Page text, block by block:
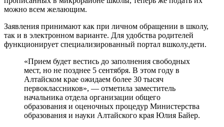
можно всем желающим.
Заявления принимают как при личном обращении в школу,
так и в электронном варианте. Для удобства родителей
функционирует специализированный портал вшколу.дети.
«Прием будет вестись до заполнения свободных
мест, но не позднее 5 сентября. В этом году в
Алтайском крае ожидаем более 30 тысяч
первоклассников», — отметила заместитель
начальника отдела организации общего
образования и оценочных процедур Министерства
образования и науки Алтайского края Юлия Байер.